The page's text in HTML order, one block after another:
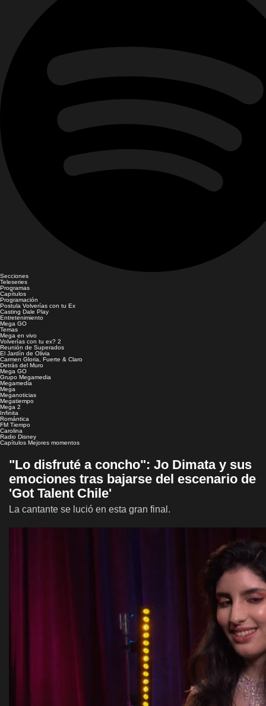
Secciones
Teleseries
Programas
Capítulos
Programación
Postula Volverías con tu Ex
Casting Dale Play
Entretenimiento
Mega GO
Temas
Mega en vivo
Volverías con tu ex? 2
Reunión de Superados
El Jardín de Olivia
Carmen Gloria, Fuerte & Claro
Detrás del Muro
Mega GO
Grupo Megamedia
Megamedia
Mega
Meganoticias
Megatiempo
Mega 2
Infinita
Romántica
FM Tiempo
Carolina
Radio Disney
Capítulos Mejores momentos
"Lo disfruté a concho": Jo Dimata y sus
emociones tras bajarse del escenario de
'Got Talent Chile'
La cantante se lució en esta gran final.